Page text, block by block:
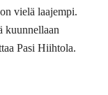
vielä laajempi.
kuunnellaan
Pasi Hiihtola.